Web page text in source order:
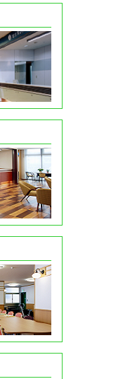
掲載しました。
した。
)を掲載しました。
掲載しました。